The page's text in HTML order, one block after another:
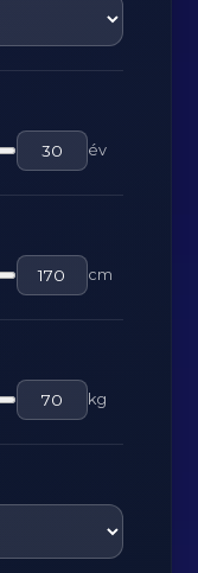
év
cm
kg